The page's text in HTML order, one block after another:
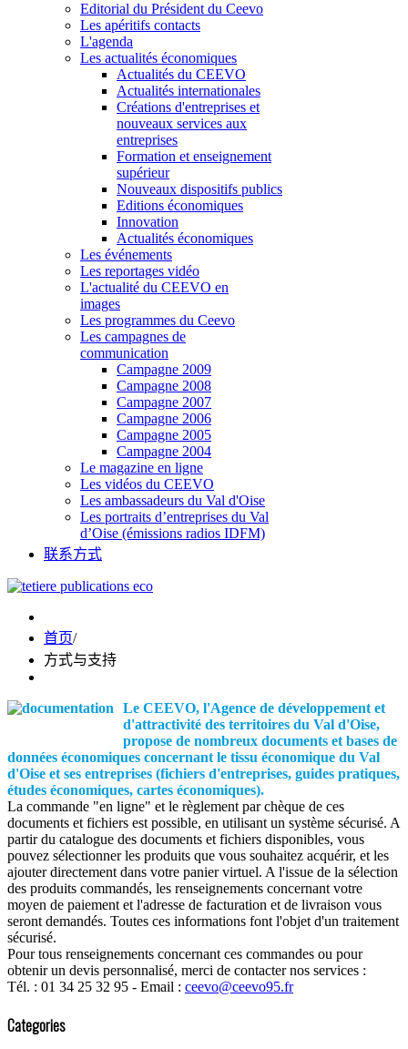
Editorial du Président du Ceevo
Les apéritifs contacts
L'agenda
Les actualités économiques
Actualités du CEEVO
Actualités internationales
Créations d'entreprises et
nouveaux services aux
entreprises
Formation et enseignement
supérieur
Nouveaux dispositifs publics
Editions économiques
Innovation
Actualités économiques
Les événements
Les reportages vidéo
L'actualité du CEEVO en
images
Les programmes du Ceevo
Les campagnes de
communication
Campagne 2009
Campagne 2008
Campagne 2007
Campagne 2006
Campagne 2005
Campagne 2004
Le magazine en ligne
Les vidéos du CEEVO
Les ambassadeurs du Val d'Oise
Les portraits d’entreprises du Val
d’Oise (émissions radios IDFM)
联系方式
首页/
方式与支持
Le CEEVO, l'Agence de développement et
d'attractivité des territoires du Val d'Oise,
propose de nombreux documents et bases de
données économiques concernant le tissu économique du Val
d'Oise et ses entreprises (fichiers d'entreprises, guides pratiques,
études économiques, cartes économiques).
La commande "en ligne" et le règlement par chèque de ces
documents et fichiers est possible, en utilisant un système sécurisé. A
partir du catalogue des documents et fichiers disponibles, vous
pouvez sélectionner les produits que vous souhaitez acquérir, et les
ajouter directement dans votre panier virtuel. A l'issue de la sélection
des produits commandés, les renseignements concernant votre
moyen de paiement et l'adresse de facturation et de livraison vous
seront demandés. Toutes ces informations font l'objet d'un traitement
sécurisé.
Pour tous renseignements concernant ces commandes ou pour
obtenir un devis personnalisé, merci de contacter nos services :
Tél. : 01 34 25 32 95 - Email : ceevo@ceevo95.fr
Categories